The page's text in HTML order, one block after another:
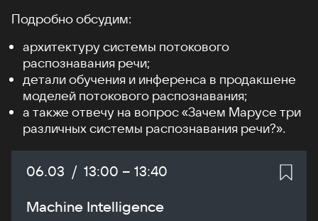
Подробно обсудим:
архитектуру системы потокового
распознавания речи;
детали обучения и инференса в продакшене
моделей потокового распознавания;
а также отвечу на вопрос «Зачем Марусе три
различных системы распознавания речи?».
Дата:
06.03 / Начало:
13:00 – Конец:
13:40
Machine Intelligence